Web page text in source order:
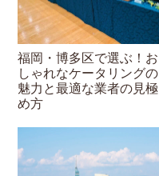
福岡・博多区で選ぶ！お
しゃれなケータリングの
魅力と最適な業者の見極
め方